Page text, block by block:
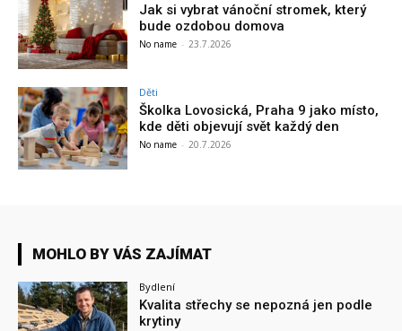
Jak si vybrat vánoční stromek, který
bude ozdobou domova
No name - 23.7.2026
Děti
Školka Lovosická, Praha 9 jako místo,
kde děti objevují svět každý den
No name - 20.7.2026
MOHLO BY VÁS ZAJÍMAT
Bydlení
Kvalita střechy se nepozná jen podle
krytiny